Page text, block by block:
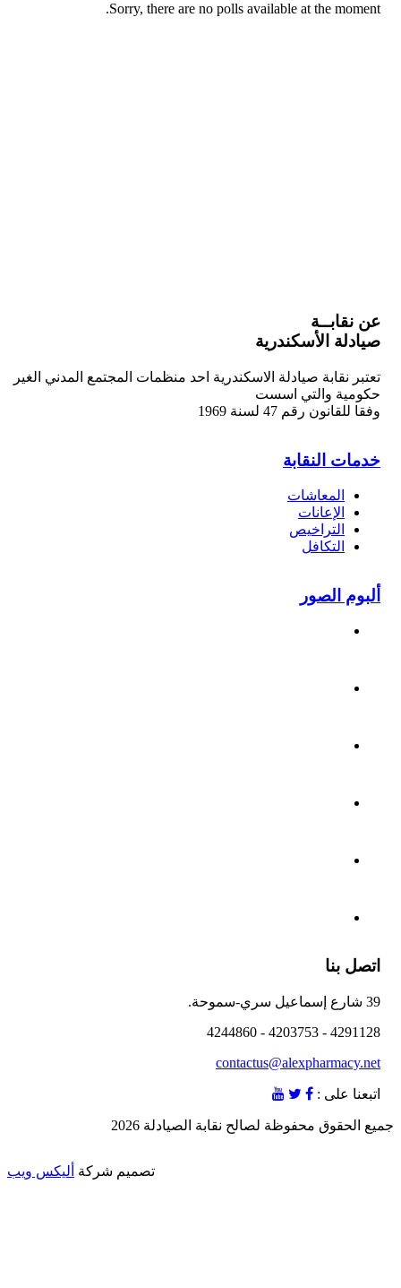
Sorry, there are no polls available at the moment.
عن نقابــة
صيادلة الأسكندرية
تعتبر نقابة صيادلة الاسكندرية احد منظمات المجتمع المدني الغير
حكومية والتي اسست
وفقا للقانون رقم 47 لسنة 1969
خدمات النقابة
المعاشات
الإعانات
التراخيص
التكافل
ألبوم الصور
اتصل بنا
4291128 - 4203753 - 4244860
contactus@alexpharmacy.net
اتبعنا على :
الحقوق محفوظة لصالح نقابة الصيادلة 2026
تصميم شركة أليكس ويب